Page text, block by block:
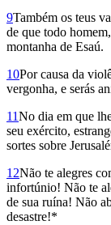
9Também os teus
de que todo
montanha de Esaú.
10Por causa da
vergonha, e serás
11No dia em que
seu exército,
sortes sobre
12Não te alegres
infortúnio! Não te
de sua ruína! Não
desastre!*